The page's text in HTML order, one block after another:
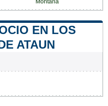
Montaña
EN LOS
ATAUN